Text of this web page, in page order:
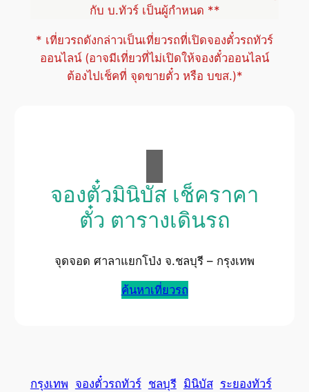
กับ บ.ทัวร์ เป็นผู้กำหนด **
* เที่ยวรถดังกล่าวเป็นเที่ยวรถที่เปิดจองตั๋วรถทัวร์
ออนไลน์ (อาจมีเที่ยวที่ไม่เปิดให้จองตั๋วออนไลน์
ต้องไปเช็คที่ จุดขายตั๋ว หรือ บขส.)*
จองตั๋วมินิบัส เช็คราคา
ตั๋ว ตารางเดินรถ
จุดจอด ศาลาแยกโป่ง จ.ชลบุรี – กรุงเทพ
ค้นหาเที่ยวรถ
กรุงเทพ จองตั๋วรถทัวร์ ชลบุรี มินิบัส ระยองทัวร์